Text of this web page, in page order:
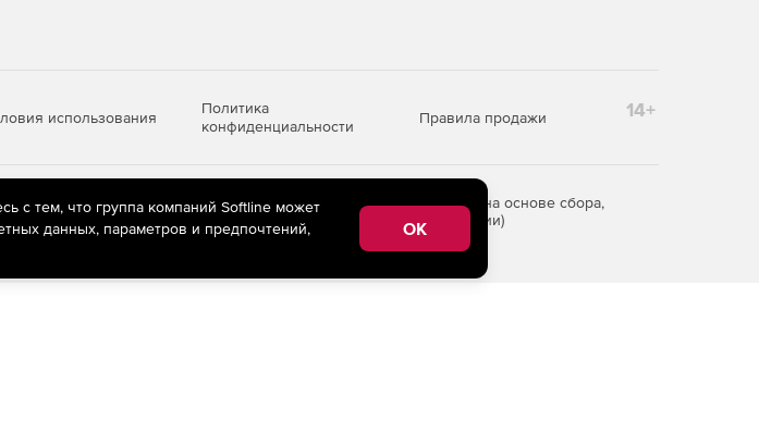
использования
Политика
конфиденциальности
Правила продажи 14+
(информационные технологии предоставления информации на основе сбора,
«Интернет», находящихся на территории Российской Федерации)
с тем, что группа компаний Softline может
данных, параметров и предпочтений,
OK